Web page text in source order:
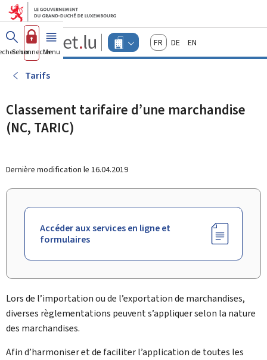
Aller au menu principal
Aller au contenu
Guichet.lu
Changer
d'espace
actif
FrançaisDeutschEnglish
Se connecterMenu principal
Tarifs
Classement tarifaire d’une marchandise
(NC, TARIC)
Dernière modification le 16.04.2019
Accéder aux services en ligne et
formulaires
Lors de l’importation ou de l’exportation de marchandises,
diverses règlementations peuvent s’appliquer selon la nature
des marchandises.
Afin d’harmoniser et de faciliter l’application de toutes les